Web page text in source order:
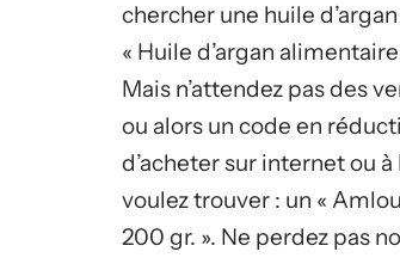
chercher une huile
« Huile d’argan
Mais n’attendez pas des
ou alors un code en
d’acheter sur internet ou
voulez trouver : un «
200 gr. ». Ne perdez pas